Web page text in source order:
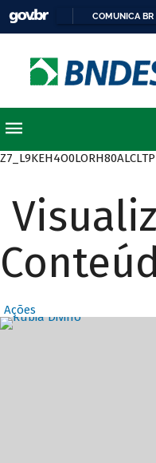
COMUNICA BR
Ações